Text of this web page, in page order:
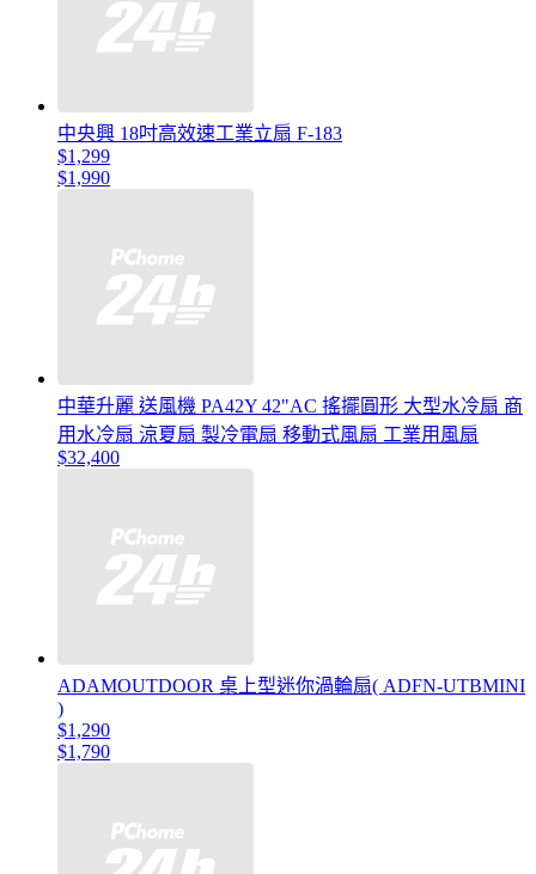
中央興 18吋高效速工業立扇 F-183
$1,299
$1,990
中華升麗 送風機 PA42Y 42"AC 搖擺圓形 大型水冷扇 商
用水冷扇 涼夏扇 製冷電扇 移動式風扇 工業用風扇
$32,400
ADAMOUTDOOR 桌上型迷你渦輪扇( ADFN-UTBMINI
)
$1,290
$1,790